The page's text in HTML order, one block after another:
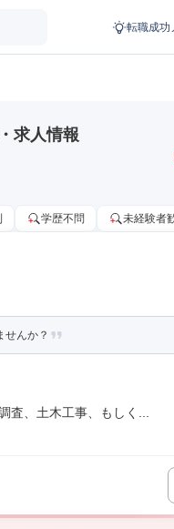
転職成功
求人情報
学歴不問 未経験者
せんか？
査、土木工事、もしく...